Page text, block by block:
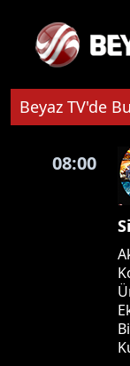
Beyaz TV'de
08:00